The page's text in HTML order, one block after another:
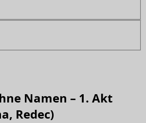
Namen – 1. Akt
Redec)